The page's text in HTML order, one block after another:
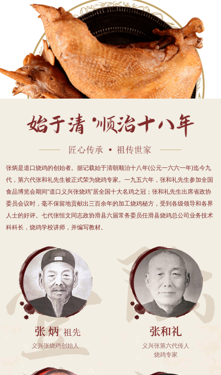
张炳是道口烧鸡的创始者。据记载始于清朝顺治十八年(公元一六六一年)迄今九
代，第六代张和礼先生被正式荣为烧鸡专家。一九五六年，张和礼先生参加全国
食品博览会期间“道口义兴张烧鸡”居全国十大名鸡之冠；张和礼先生出席省政协
委员会议时，毫不保留地贡献出三百余年的加工烧鸡秘方，受到各级领导和各界
人士的好评。七代张恒文同志政协滑县六届常务委员任滑县烧鸡总公司业务技术
科科长，烧鸡学校讲师，并编写教材。
义兴张烧鸡创始人
义兴张第六代传人
烧鸡专家